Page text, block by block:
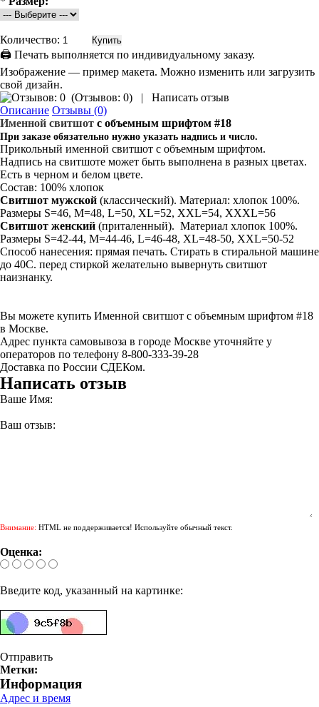
Количество:
🖨 Печать выполняется по индивидуальному заказу.
Изображение — пример макета. Можно изменить или загрузить
свой дизайн.
(Отзывов: 0) |
Написать отзыв
Описание Отзывы (0)
Именной свитшот с объемным шрифтом #18
При заказе обязательно нужно указать надпись и число.
Прикольный именной свитшот с объемным шрифтом.
Надпись на свитшоте может быть выполнена в разных цветах.
Есть в черном и белом цвете.
Состав: 100% хлопок
Свитшот мужской (классический). Материал: хлопок 100%.
Размеры S=46, M=48, L=50, XL=52, XXL=54, XXXL=56
Свитшот женский (приталенный). Материал хлопок 100%.
Размеры S=42-44, M=44-46, L=46-48, XL=48-50, XXL=50-52
Способ нанесения: прямая печать. Стирать в стиральной машине
до 40С. перед стиркой желательно вывернуть свитшот
наизнанку.
Вы можете купить Именной свитшот с объемным шрифтом #18
в Москве.
Адрес пункта самовывоза в городе Москве уточняйте у
операторов по телефону 8-800-333-39-28
Доставка по России СДЕКом.
Написать отзыв
Ваше Имя:
Ваш отзыв:
Внимание: HTML не поддерживается! Используйте обычный текст.
Оценка:
Введите код, указанный на картинке:
Отправить
Метки:
Информация
Адрес и время